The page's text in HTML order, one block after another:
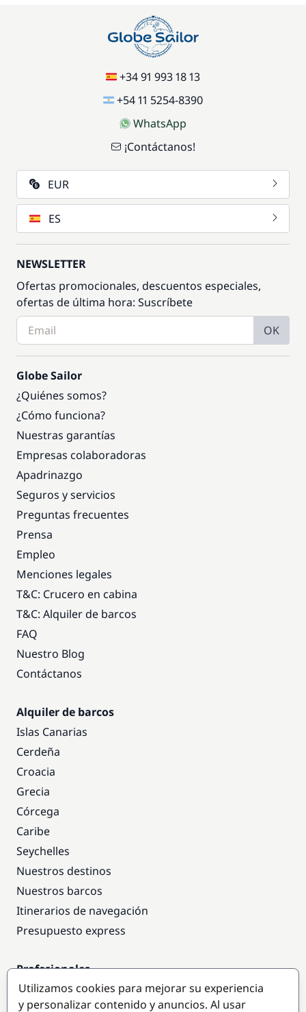
+34 91 993 18 13
+54 11 5254-8390
WhatsApp
¡Contáctanos!
EUR
ES
NEWSLETTER
Ofertas promocionales, descuentos especiales,
ofertas de última hora: Suscríbete
OK
Globe Sailor
¿Quiénes somos?
¿Cómo funciona?
Nuestras garantías
Empresas colaboradoras
Apadrinazgo
Seguros y servicios
Preguntas frecuentes
Prensa
Empleo
Menciones legales
T&C: Crucero en cabina
T&C: Alquiler de barcos
FAQ
Nuestro Blog
Contáctanos
Alquiler de barcos
Islas Canarias
Cerdeña
Croacia
Grecia
Córcega
Caribe
Seychelles
Nuestros destinos
Nuestros barcos
Itinerarios de navegación
Presupuesto express
Profesionales
Acceso empresas
Colaborar como empresa
Utilizamos cookies para mejorar su experiencia
y personalizar contenido y anuncios. Al usar